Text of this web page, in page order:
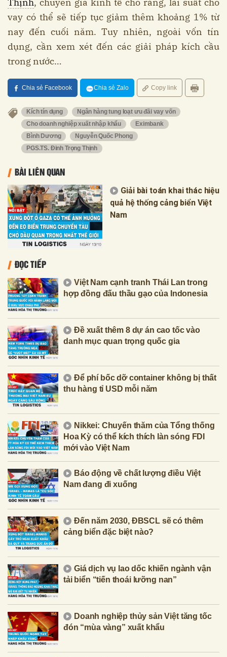
Thịnh, chuyên gia kinh tế cho rằng, lãi suất cho
vay có thể sẽ tiếp tục giảm thêm khoảng 1% từ
nay đến cuối năm. Tuy nhiên, ngoài vốn tín
dụng, cần xem xét đến các giải pháp kích cầu
trong nước…
Chia sẻ Facebook Chia sẻ Zalo Copy link
Kích tín dụng
Ngân hàng tung loạt ưu đãi vay vốn
Cho doanh nghiệp xuất nhập khẩu
Eximbank
Bình Dương
Nguyễn Quốc Phong
PGS.TS. Đinh Trọng Thịnh
BÀI LIÊN QUAN
Giải bài toán khai thác hiệu
quả hệ thống cảng biển Việt
Nam
ĐỌC TIẾP
Việt Nam cạnh tranh Thái Lan trong
hợp đồng đấu thầu gạo của Indonesia
Đề xuất thêm 8 dự án cao tốc vào
danh mục quan trọng quốc gia
Để phí bốc dỡ container không bị thất
thu hàng tỉ USD mỗi năm
Nikkei: Chuyến thăm của Tổng thống
Hoa Kỳ có thể kích thích làn sóng FDI
mới vào Việt Nam
Báo động về chất lượng điều Việt
Nam đang đi xuống
Đến năm 2030, ĐBSCL sẽ có thêm
cảng biển đặc biệt nào?
Giá dịch vụ lao dốc khiến ngành vận
tải biển “tiến thoái lưỡng nan”
Doanh nghiệp thủy sản Việt tăng tốc
đón “mùa vàng” xuất khẩu